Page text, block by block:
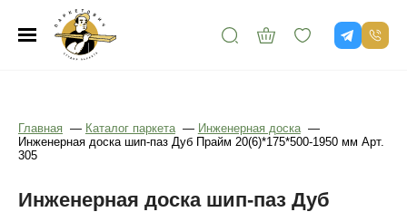
Главная — Каталог паркета — Инженерная доска —
Инженерная доска шип-паз Дуб Прайм 20(6)*175*500-1950 мм Арт.
305
Инженерная доска шип-паз Дуб